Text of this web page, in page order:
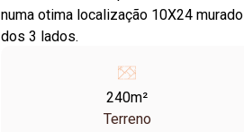
numa otima localização 10X24 murado
dos 3 lados.
240m²
Terreno